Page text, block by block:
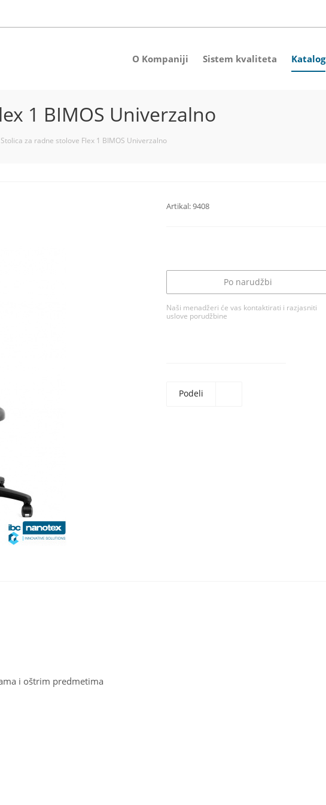
O Kompaniji Sistem kvaliteta Katalog
1 BIMOS Univerzalno
Stolica za radne stolove Flex 1 BIMOS Univerzalno
Artikal:9408
Po narudžbi
Naši menadžeri će vas kontaktirati i razjasniti
uslove porudžbine
Podeli
i oštrim predmetima